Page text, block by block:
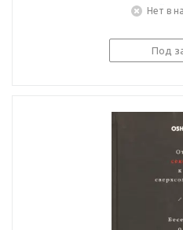
энергий.
Нет в
Под